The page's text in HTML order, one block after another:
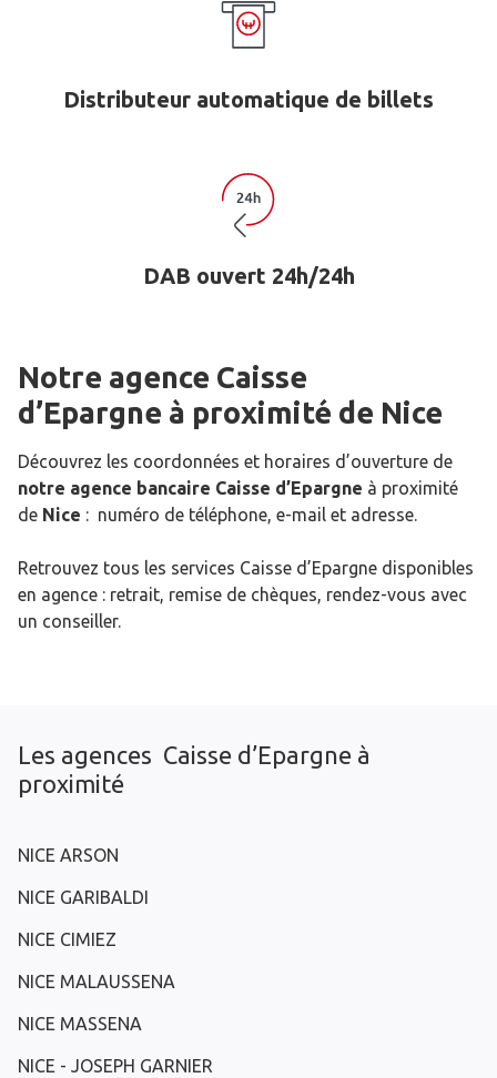
Distributeur automatique de billets
DAB ouvert 24h/24h
Notre agence Caisse
d’Epargne à proximité de Nice
Découvrez les coordonnées et horaires d’ouverture de
notre agence bancaire Caisse d’Epargne à proximité
de Nice : numéro de téléphone, e-mail et adresse.
Retrouvez tous les services Caisse d’Epargne disponibles
en agence : retrait, remise de chèques, rendez-vous avec
un conseiller.
Les agences Caisse d’Epargne à
proximité
NICE ARSON
NICE GARIBALDI
NICE CIMIEZ
NICE MALAUSSENA
NICE MASSENA
NICE - JOSEPH GARNIER